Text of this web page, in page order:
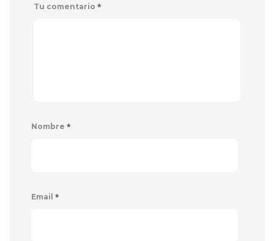
Tu comentario *
Nombre *
Email *